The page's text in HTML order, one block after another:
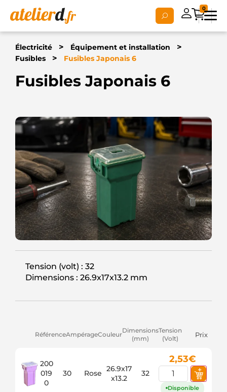
0
Électricité > Équipement et installation >
Fusibles > Fusibles Japonais 6
Fusibles Japonais 6
Tension (volt) : 32
Dimensions : 26.9x17x13.2 mm
RéférenceAmpérageCouleur
Dimensions
(mm)
Tension
(Volt)
Prix
200
019
0
30 Rose
26.9x17
x13.2
32
2,53€
Disponible